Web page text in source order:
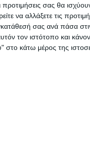
προτιμήσεις σας θα
να αλλάξετε τις
σας ανά πάσα
τον ιστότοπο και
κάτω μέρος της